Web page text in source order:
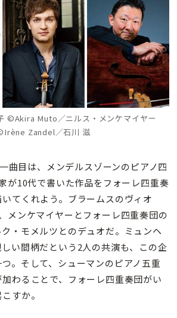
©Akira Muto／ニルス・メンケマイヤー
Zandel／石川 滋
曲目は、メンデルスゾーンのピアノ四
が10代で書いた作品をフォーレ四重奏
てくれよう。ブラームスのヴィオ
メンケマイヤーとフォーレ四重奏団の
・モメルツとのデュオだ。ミュンヘ
い間柄だという2人の共演も、この企
。そして、シューマンのピアノ五重
わることで、フォーレ四重奏団がい
すか。